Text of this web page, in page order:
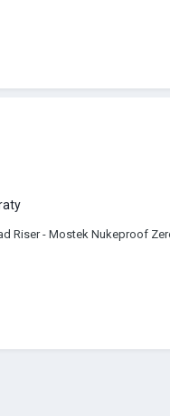
Riser - Mostek Nukeproof